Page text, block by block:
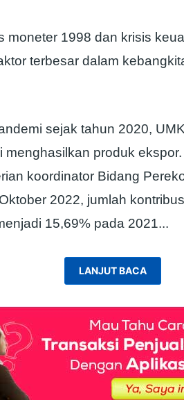
moneter 1998 dan krisis
terbesar dalam
sejak tahun 2020,
menghasilkan produk
koordinator Bidang
2022, jumlah
15,69% pada 2021...
LANJUT BACA